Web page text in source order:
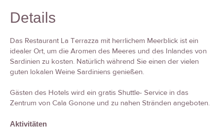
Details
Das Restaurant La Terrazza mit herrlichem Meerblick ist ein
idealer Ort, um die Aromen des Meeres und des Inlandes von
Sardinien zu kosten. Natürlich während Sie einen der vielen
guten lokalen Weine Sardiniens genießen.
Gästen des Hotels wird ein gratis Shuttle- Service in das
Zentrum von Cala Gonone und zu nahen Stränden angeboten.
Aktivitäten